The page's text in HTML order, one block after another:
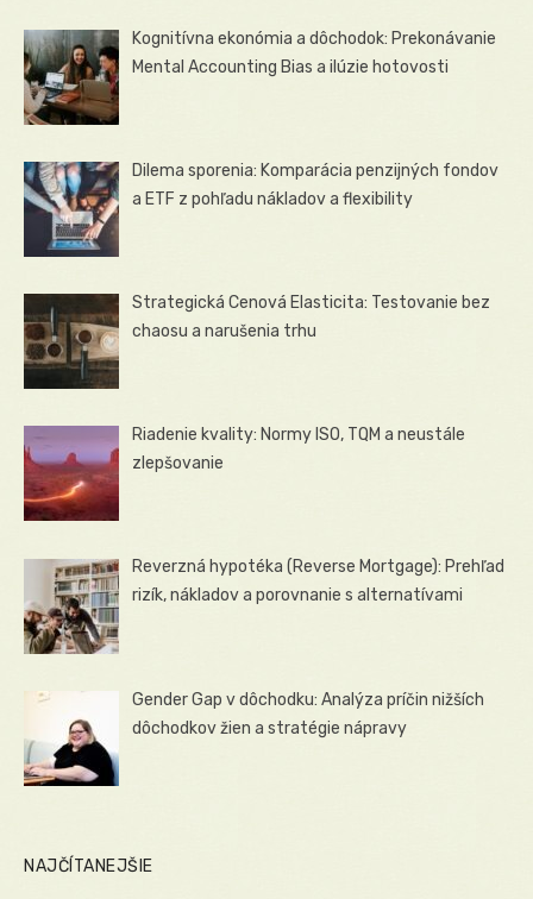
Kognitívna ekonómia a dôchodok: Prekonávanie
Mental Accounting Bias a ilúzie hotovosti
Dilema sporenia: Komparácia penzijných fondov
a ETF z pohľadu nákladov a flexibility
Strategická Cenová Elasticita: Testovanie bez
chaosu a narušenia trhu
Riadenie kvality: Normy ISO, TQM a neustále
zlepšovanie
Reverzná hypotéka (Reverse Mortgage): Prehľad
rizík, nákladov a porovnanie s alternatívami
Gender Gap v dôchodku: Analýza príčin nižších
dôchodkov žien a stratégie nápravy
NAJČÍTANEJŠIE